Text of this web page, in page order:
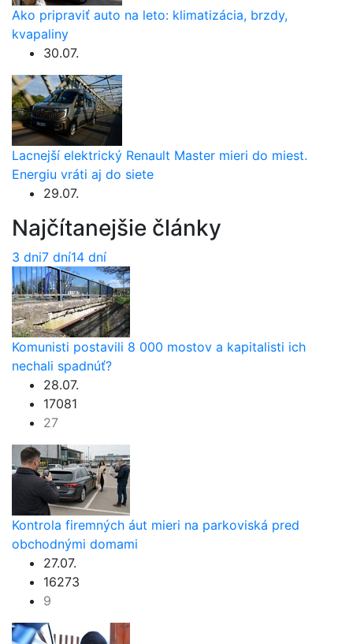
Ako pripraviť auto na leto: klimatizácia, brzdy,
kvapaliny
30.07.
Lacnejší elektrický Renault Master mieri do miest.
Energiu vráti aj do siete
29.07.
Najčítanejšie články
3 dni7 dní14 dní
Komunisti postavili 8 000 mostov a kapitalisti ich
nechali spadnúť?
28.07.
17081
27
Kontrola firemných áut mieri na parkoviská pred
obchodnými domami
27.07.
16273
9